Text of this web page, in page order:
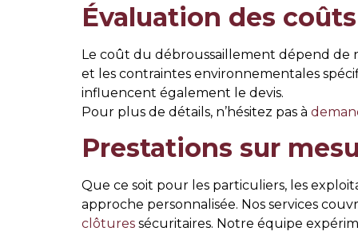
Évaluation des
Le coût du débroussaillement dépend de
et les contraintes environnementales
influencent également le devis.
Pour plus de détails, n’hésitez pas à
Prestations sur
Que ce soit pour les particuliers, les
approche personnalisée. Nos services
clôtures sécuritaires. Notre équipe